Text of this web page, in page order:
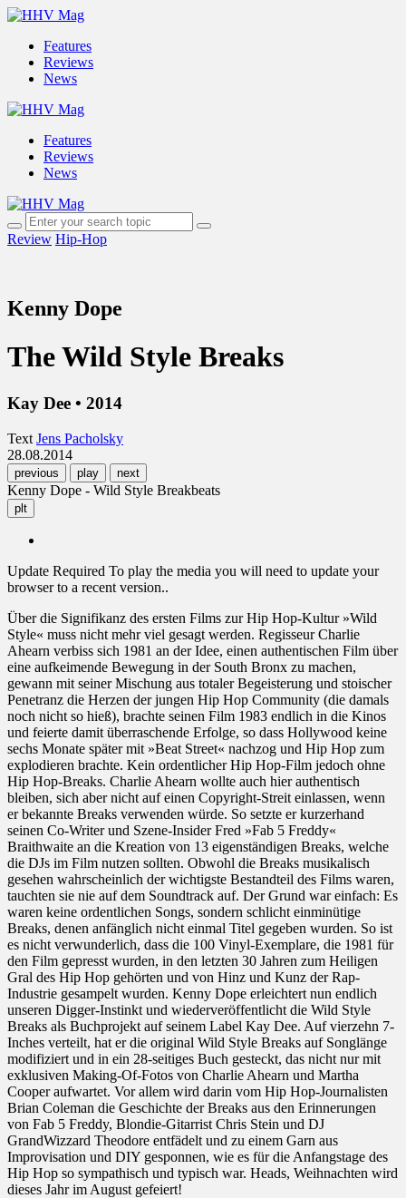
Features
Reviews
News
Features
Reviews
News
Review Hip-Hop
Kenny Dope
The Wild Style Breaks
Kay Dee • 2014
Text Jens Pacholsky
28.08.2014
previous play next
Kenny Dope - Wild Style Breakbeats
plt
Update Required To play the media you will need to update your
browser to a recent version..
Über die Signifikanz des ersten Films zur Hip Hop-Kultur »Wild
Style« muss nicht mehr viel gesagt werden. Regisseur Charlie
Ahearn verbiss sich 1981 an der Idee, einen authentischen Film über
eine aufkeimende Bewegung in der South Bronx zu machen,
gewann mit seiner Mischung aus totaler Begeisterung und stoischer
Penetranz die Herzen der jungen Hip Hop Community (die damals
noch nicht so hieß), brachte seinen Film 1983 endlich in die Kinos
und feierte damit überraschende Erfolge, so dass Hollywood keine
sechs Monate später mit »Beat Street« nachzog und Hip Hop zum
explodieren brachte. Kein ordentlicher Hip Hop-Film jedoch ohne
Hip Hop-Breaks. Charlie Ahearn wollte auch hier authentisch
bleiben, sich aber nicht auf einen Copyright-Streit einlassen, wenn
er bekannte Breaks verwenden würde. So setzte er kurzerhand
seinen Co-Writer und Szene-Insider Fred »Fab 5 Freddy«
Braithwaite an die Kreation von 13 eigenständigen Breaks, welche
die DJs im Film nutzen sollten. Obwohl die Breaks musikalisch
gesehen wahrscheinlich der wichtigste Bestandteil des Films waren,
tauchten sie nie auf dem Soundtrack auf. Der Grund war einfach: Es
waren keine ordentlichen Songs, sondern schlicht einminütige
Breaks, denen anfänglich nicht einmal Titel gegeben wurden. So ist
es nicht verwunderlich, dass die 100 Vinyl-Exemplare, die 1981 für
den Film gepresst wurden, in den letzten 30 Jahren zum Heiligen
Gral des Hip Hop gehörten und von Hinz und Kunz der Rap-
Industrie gesampelt wurden. Kenny Dope erleichtert nun endlich
unseren Digger-Instinkt und wiederveröffentlicht die Wild Style
Breaks als Buchprojekt auf seinem Label Kay Dee. Auf vierzehn 7-
Inches verteilt, hat er die original Wild Style Breaks auf Songlänge
modifiziert und in ein 28-seitiges Buch gesteckt, das nicht nur mit
exklusiven Making-Of-Fotos von Charlie Ahearn und Martha
Cooper aufwartet. Vor allem wird darin vom Hip Hop-Journalisten
Brian Coleman die Geschichte der Breaks aus den Erinnerungen
von Fab 5 Freddy, Blondie-Gitarrist Chris Stein und DJ
GrandWizzard Theodore entfädelt und zu einem Garn aus
Improvisation und DIY gesponnen, wie es für die Anfangstage des
Hip Hop so sympathisch und typisch war. Heads, Weihnachten wird
dieses Jahr im August gefeiert!